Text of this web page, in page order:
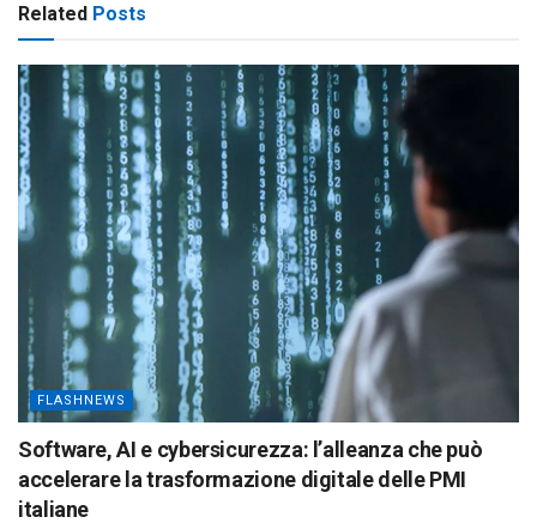
Related Posts
FLASHNEWS
Software, AI e cybersicurezza: l’alleanza che può
accelerare la trasformazione digitale delle PMI
italiane